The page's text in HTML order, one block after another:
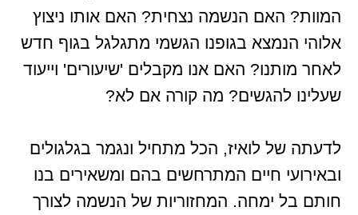
המוות? האם הנשמה נצחית? האם אותו ניצוץ
אלוהי הנמצא בגופנו הגשמי מתגלגל בגוף חדש
לאחר מותנו? האם אנו מקבלים 'שיעורים' וייעוד
שעלינו להגשים? מה קורה אם לא?
לדעתה של לואיז, הכל מתחיל ונגמר בגלגולים
ובאירועי חיים המתרחשים בהם ומשאירים בנו
חותם בל ימחה. המחזוריות של הנשמה לצורך